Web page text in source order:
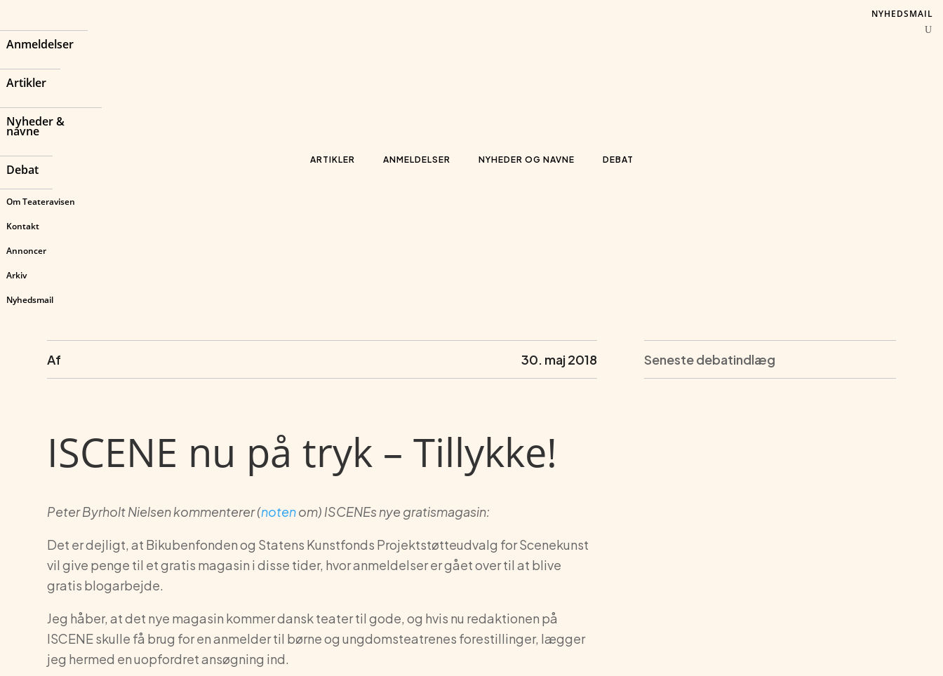
Anmeldelser
Artikler
Nyheder &
navne
Debat
Om Teateravisen
Kontakt
Annoncer
Arkiv
Nyhedsmail
ARTIKLER ANMELDELSER NYHEDER OG NAVNE DEBAT
NYHEDSMAIL
Af 30. maj 2018
ISCENE nu på tryk – Tillykke!
Peter Byrholt Nielsen kommenterer (notenom) ISCENEs nye gratismagasin:
Det er dejligt, at Bikubenfonden og Statens Kunstfonds Projektstøtteudvalg for Scenekunst
vil give penge til et gratis magasin i disse tider, hvor anmeldelser er gået over til at blive
gratis blogarbejde.
Jeg håber, at det nye magasin kommer dansk teater til gode, og hvis nu redaktionen på
ISCENE skulle få brug for en anmelder til børne og ungdomsteatrenes forestillinger, lægger
jeg hermed en uopfordret ansøgning ind.
Seneste debatindlæg